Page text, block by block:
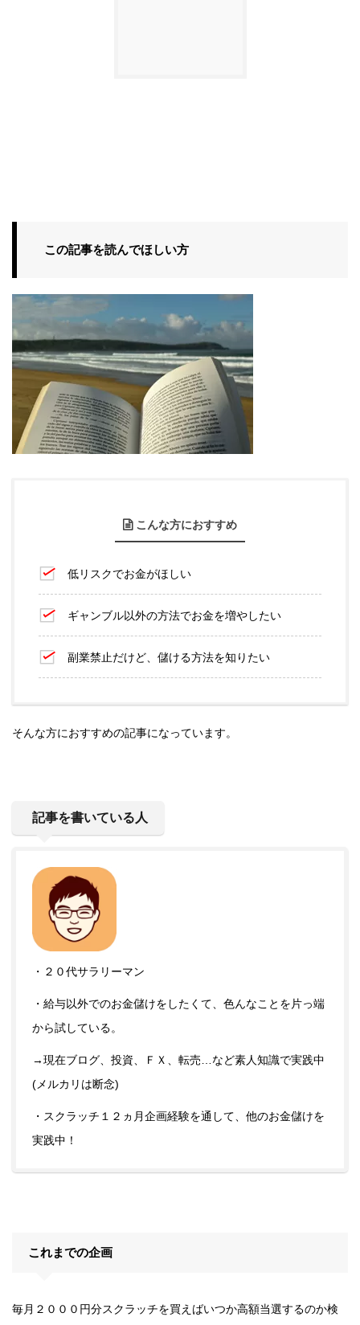
この記事を読んでほしい方
こんな方におすすめ
低リスクでお金がほしい
ギャンブル以外の方法でお金を増やしたい
副業禁止だけど、儲ける方法を知りたい
そんな方におすすめの記事になっています。
記事を書いている人
・２０代サラリーマン
・給与以外でのお金儲けをしたくて、色んなことを片っ端
から試している。
→現在ブログ、投資、ＦＸ、転売…など素人知識で実践中
(メルカリは断念)
・スクラッチ１２ヵ月企画経験を通して、他のお金儲けを
実践中！
これまでの企画
毎月２０００円分スクラッチを買えばいつか高額当選するのか検